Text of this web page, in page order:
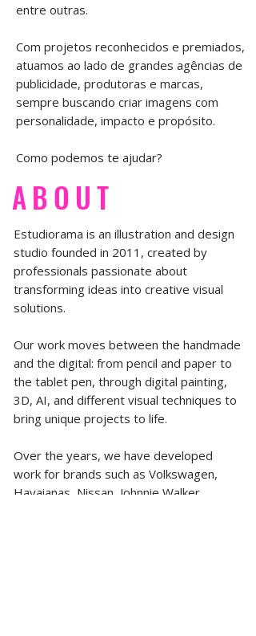
entre outras.
Com projetos reconhecidos e premiados,
atuamos ao lado de grandes agências de
publicidade, produtoras e marcas,
sempre buscando criar imagens com
personalidade, impacto e propósito.
Como podemos te ajudar?
ABOUT
Estudiorama is an illustration and design
studio founded in 2011, created by
professionals passionate about
transforming ideas into creative visual
solutions.
Our work moves between the handmade
and the digital: from pencil and paper to
the tablet pen, through digital painting,
3D, AI, and different visual techniques to
bring unique projects to life.
Over the years, we have developed
work for brands such as Volkswagen,
Havaianas, Nissan, Johnnie Walker,